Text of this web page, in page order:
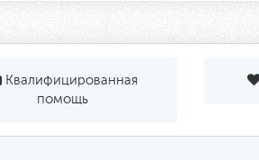
Квалифицированная
помощь